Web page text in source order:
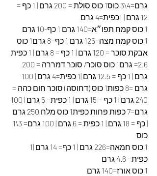
גרם=4\3 כוס1 כוס סולת = 200 גרם | 1 כף =
12 גרם | 1כפית=4 גרם
1 כוס קמח תפו״א=140 גרם 1 כף-10 גרם
1 כוס קמח מצה=125 גרם 1 כף=8 גרם1 כוס
אבקת סוכר = 120 גרם | 1 כף = 8 גרם | 1 כפית
גרם =8 כפות1 כוס (דחוסה) סוכר חום כהה =
גרם=7 כפות פחות כפית1 כוס מלח 250 גרם
כוס
כפית= 4.6 גרם
1 כוס אורז=140 גרם